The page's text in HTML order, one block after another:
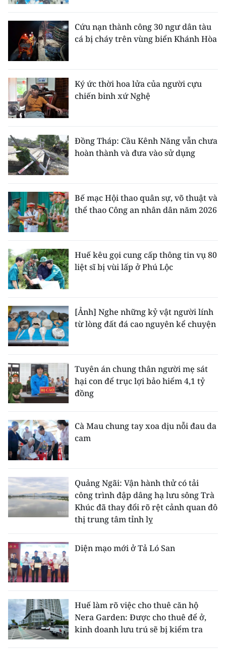
Cứu nạn thành công 30 ngư dân tàu
cá bị cháy trên vùng biển Khánh Hòa
Ký ức thời hoa lửa của người cựu
chiến binh xứ Nghệ
Đồng Tháp: Cầu Kênh Năng vẫn chưa
hoàn thành và đưa vào sử dụng
Bế mạc Hội thao quân sự, võ thuật và
thể thao Công an nhân dân năm 2026
Huế kêu gọi cung cấp thông tin vụ 80
liệt sĩ bị vùi lấp ở Phú Lộc
[Ảnh] Nghe những kỷ vật người lính
từ lòng đất đá cao nguyên kể chuyện
Tuyên án chung thân người mẹ sát
hại con để trục lợi bảo hiểm 4,1 tỷ
đồng
Cà Mau chung tay xoa dịu nỗi đau da
cam
Quảng Ngãi: Vận hành thử có tải
công trình đập dâng hạ lưu sông Trà
Khúc đã thay đổi rõ rệt cảnh quan đô
thị trung tâm tỉnh lỵ
Diện mạo mới ở Tả Ló San
Huế làm rõ việc cho thuê căn hộ
Nera Garden: Được cho thuê để ở,
kinh doanh lưu trú sẽ bị kiểm tra